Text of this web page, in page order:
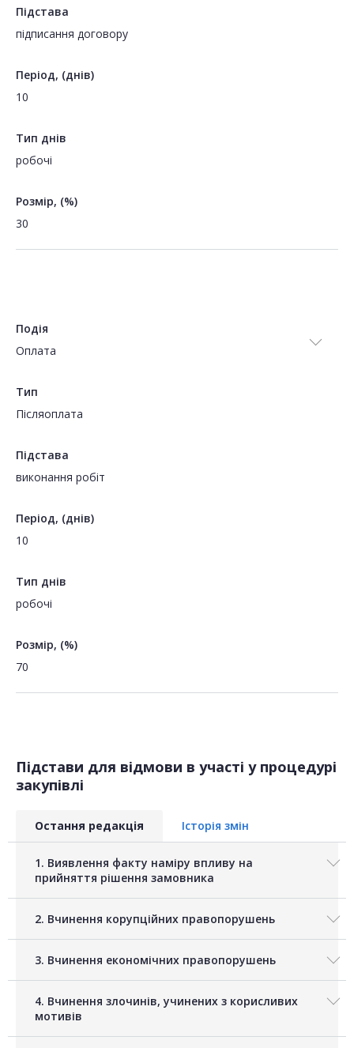
Підстава
підписання договору
Період, (днів)
10
Тип днів
робочі
Розмір, (%)
30
Подія
Оплата
Тип
Пiсляоплата
Підстава
виконання робіт
Період, (днів)
10
Тип днів
робочі
Розмір, (%)
70
Підстави для відмови в участі у процедурі
закупівлі
Остання редакція Історія змін
1. Виявлення факту наміру впливу на
прийняття рішення замовника
2. Вчинення корупційних правопорушень
3. Вчинення економічних правопорушень
4. Вчинення злочинів, учинених з корисливих
мотивів